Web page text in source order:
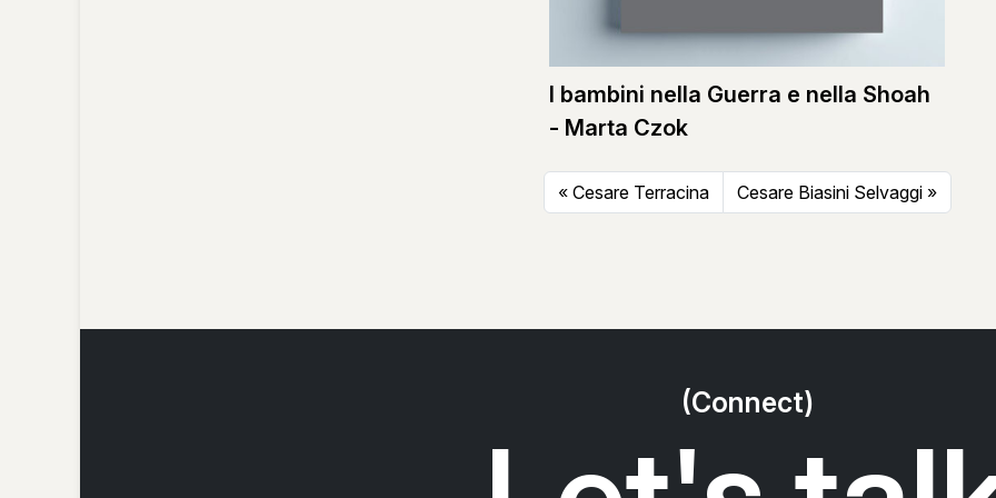
I bambini nella Guerra e nella Shoah
- Marta Czok
Cesare Terracina Cesare Biasini Selvaggi
(Connect)